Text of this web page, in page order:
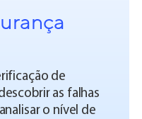
de
as falhas
o nível de